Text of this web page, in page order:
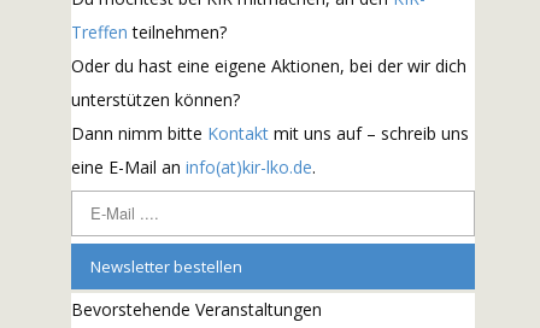
Treffen teilnehmen?
Oder du hast eine eigene Aktionen, bei der wir dich
unterstützen können?
Dann nimm bitte Kontakt mit uns auf – schreib uns
eine E-Mail an info(at)kir-lko.de.
-
a
Newsletter bestellen
Bevorstehende Veranstaltungen